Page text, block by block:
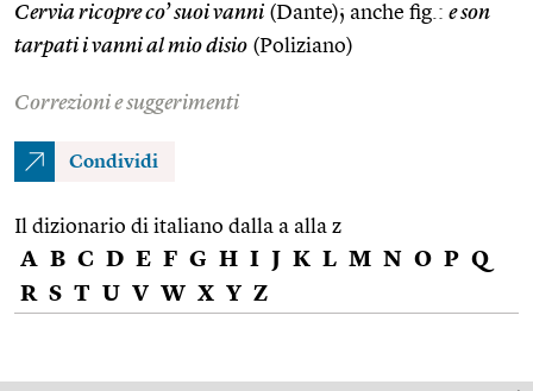
Cervia ricopre co’ suoi vanni (Dante); anche fig.: e son
tarpati i vanni al mio disio (Poliziano)
Correzioni e suggerimenti
Condividi
Il dizionario di italiano dalla a alla z
A B C D E F G H I J K L M N O P Q
R S T U V W X Y Z